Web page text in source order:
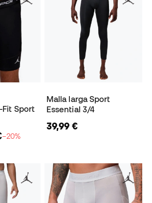
Fit Sport
−20%
Malla larga Sport
Essential 3/4
39,99 €